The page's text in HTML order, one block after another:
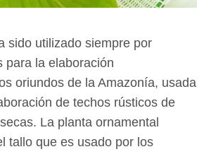
sido utilizado siempre por
para la elaboración
oriundos de la Amazonía, usada
de techos rústicos de
La planta ornamental
tallo que es usado por los